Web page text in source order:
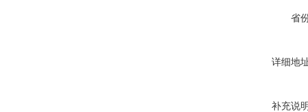
省
详细地
补充说